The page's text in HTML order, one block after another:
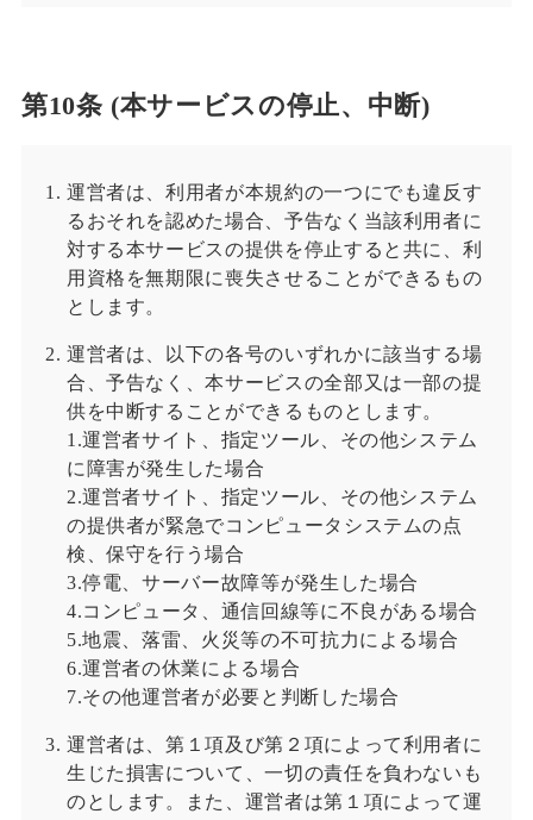
第10条 (本サービスの停止、中断)
運営者は、利用者が本規約の一つにでも違反す
るおそれを認めた場合、予告なく当該利用者に
対する本サービスの提供を停止すると共に、利
用資格を無期限に喪失させることができるもの
とします。
運営者は、以下の各号のいずれかに該当する場
合、予告なく、本サービスの全部又は一部の提
供を中断することができるものとします。
1.運営者サイト、指定ツール、その他システム
に障害が発生した場合
2.運営者サイト、指定ツール、その他システム
の提供者が緊急でコンピュータシステムの点
検、保守を行う場合
3.停電、サーバー故障等が発生した場合
4.コンピュータ、通信回線等に不良がある場合
5.地震、落雷、火災等の不可抗力による場合
6.運営者の休業による場合
7.その他運営者が必要と判断した場合
運営者は、第１項及び第２項によって利用者に
生じた損害について、一切の責任を負わないも
のとします。また、運営者は第１項によって運